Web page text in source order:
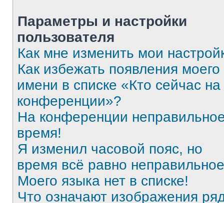
Параметры и настройки
пользователя
Как мне изменить мои
Как избежать появления моего
имени в списке «Кто сейчас на
конференции»?
На конференции
время!
Я изменил часовой пояс, но
время всё равно
Моего языка нет в списке!
Что означают изображения